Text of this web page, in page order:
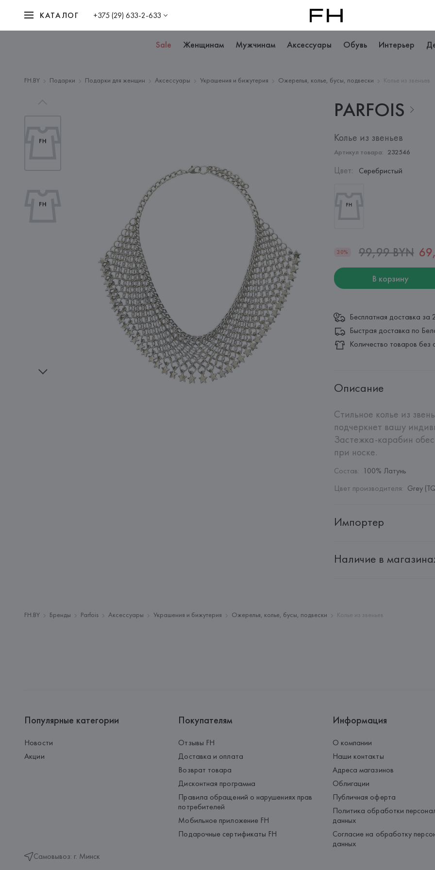
КАТАЛОГ +375 (29) 633-2-633
Sale Женщинам Мужчинам Аксессуары Обувь Интерьер
FH.BY Подарки Подарки для женщин Аксессуары Украшения и бижутерия Ожерелья, колье, бусы, подвески Колье из звеньев
PARFOIS
Колье из звеньев
Артикул товара: 232546
Цвет: Серебристый
30% 99,99 BYN
В корзину
Бесплатная доставка за
Быстрая доставка по
Количество товаров без
Описание
Стильное колье из
подчеркнет вашу
Застежка-карабин
при носке.
Состав: 100% Латунь
Цвет производителя: Grey
Импортер
Адрес: Республика
Страна происхождения
Наличие в
FH.BY Бренды Parfois Аксессуары Украшения и бижутерия Ожерелья, колье, бусы, подвески Колье из звеньев
Популярные категории
Новости
Акции
Самовывоз: г. Минск
Покупателям
Отзывы FH
Доставка и оплата
Возврат товара
Дисконтная программа
Правила обращений о нарушениях прав
потребителей
Мобильное приложение FH
Подарочные сертификаты FH
Информация
О компании
Наши контакты
Адреса магазинов
Облигации
Публичная оферта
Политика обработки
данных
Согласие на обработку
данных